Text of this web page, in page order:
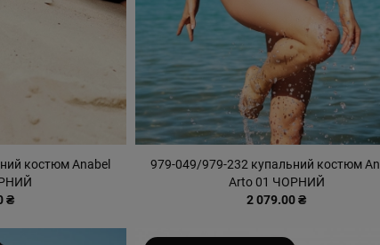
костюм Anabel
₴
979-049/979-232 купальний костюм
Arto 01 ЧОРНИЙ
2 079.00 ₴